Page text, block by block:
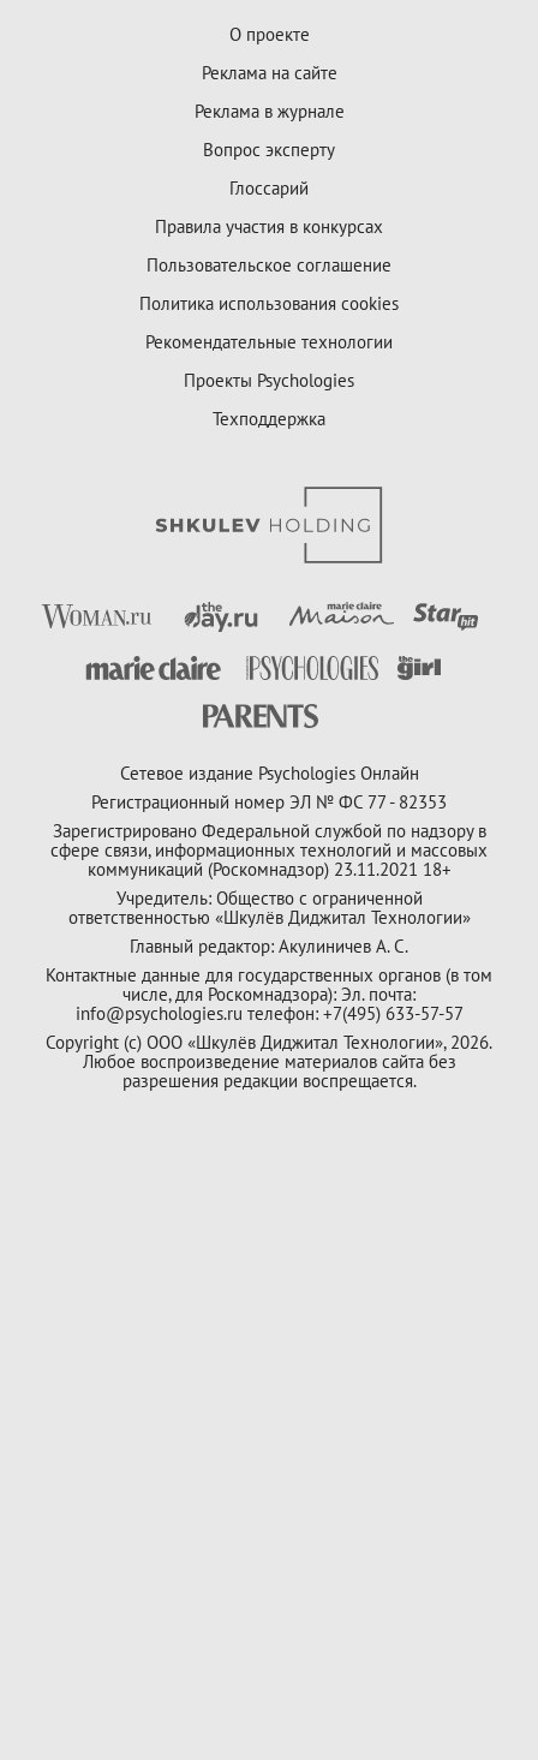
О проекте
Реклама на сайте
Реклама в журнале
Вопрос эксперту
Глоссарий
Правила участия в конкурсах
Пользовательское соглашение
Политика использования cookies
Рекомендательные технологии
Проекты Psychologies
Техподдержка
Сетевое издание Psychologies Онлайн
Регистрационный номер ЭЛ № ФС 77 - 82353
Зарегистрировано Федеральной службой по надзору в
сфере связи, информационных технологий и массовых
коммуникаций (Роскомнадзор) 23.11.2021 18+
Учредитель: Общество с ограниченной
ответственностью «Шкулёв Диджитал Технологии»
Главный редактор: Акулиничев А. С.
Контактные данные для государственных органов (в том
числе, для Роскомнадзора): Эл. почта:
info@psychologies.ru телефон: +7(495) 633-57-57
Copyright (с) ООО «Шкулёв Диджитал Технологии», 2026.
Любое воспроизведение материалов сайта без
разрешения редакции воспрещается.